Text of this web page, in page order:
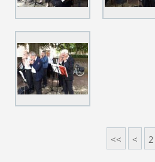
<< < 2